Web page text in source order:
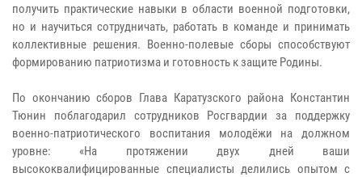
получить практические навыки в области военной подготовки,
но и научиться сотрудничать, работать в команде и принимать
коллективные решения. Военно-полевые сборы способствуют
формированию патриотизма и готовность к защите Родины.
По окончанию сборов Глава Каратузского района Константин
Тюнин поблагодарил сотрудников Росгвардии за поддержку
военно-патриотического воспитания молодёжи на должном
уровне: «На протяжении двух дней ваши
высококвалифицированные специалисты делились опытом с